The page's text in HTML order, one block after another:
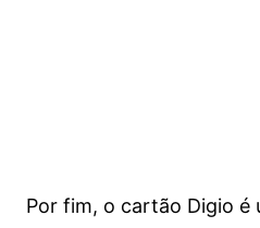
Por fim, o cartão Digio é